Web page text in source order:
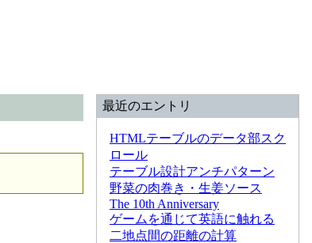
最近のエントリ
HTMLテーブルのデータ部スク
ロール
テーブル設計アンチパターン
野菜の肉巻き・生姜ソース
The 10th Anniversary
ゲームを通じて英語に触れる
二地点間の距離の計算